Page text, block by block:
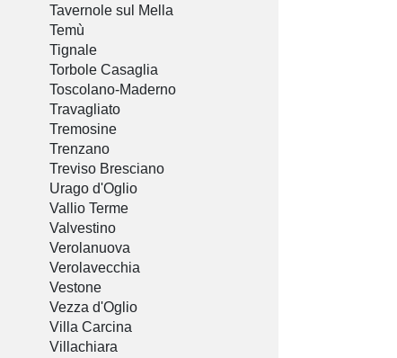
Tavernole sul Mella
Temù
Tignale
Torbole Casaglia
Toscolano-Maderno
Travagliato
Tremosine
Trenzano
Treviso Bresciano
Urago d'Oglio
Vallio Terme
Valvestino
Verolanuova
Verolavecchia
Vestone
Vezza d'Oglio
Villa Carcina
Villachiara